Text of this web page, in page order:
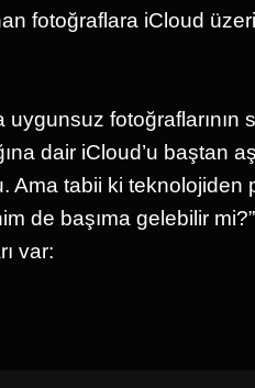
fotoğraflara iCloud
fotoğraflarının
dair iCloud’u baştan
Ama tabii ki
de başıma gelebilir
var: